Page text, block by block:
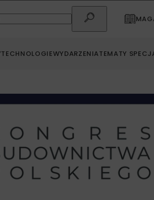
TECHNOLOGIEWYDARZENIATEMATY